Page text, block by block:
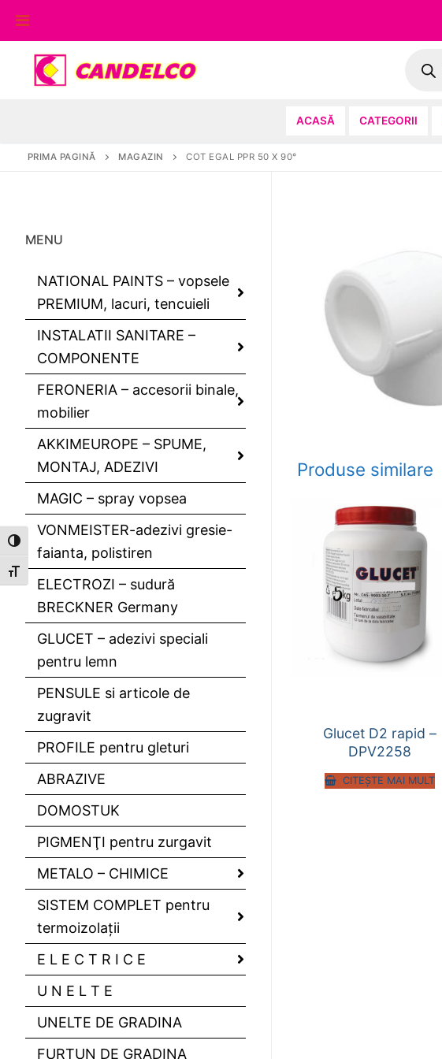
Toggle High Contrast
Toggle Font size
conținut
search
ACASĂ CATEGORII
PRIMA PAGINĂ MAGAZIN COT EGAL PPR 50 X 90°
Produse similare
Glucet D2 rapid –
DPV2258
CITEȘTE MAI MULT
MENU
NATIONAL PAINTS – vopsele
PREMIUM, lacuri, tencuieli
INSTALATII SANITARE –
COMPONENTE
FERONERIA – accesorii binale,
mobilier
AKKIMEUROPE – SPUME,
MONTAJ, ADEZIVI
MAGIC – spray vopsea
VONMEISTER-adezivi gresie-
faianta, polistiren
ELECTROZI – sudură
BRECKNER Germany
GLUCET – adezivi speciali
pentru lemn
PENSULE si articole de
zugravit
PROFILE pentru gleturi
ABRAZIVE
DOMOSTUK
PIGMENŢI pentru zurgavit
METALO – CHIMICE
SISTEM COMPLET pentru
termoizolaţii
E L E C T R I C E
U N E L T E
UNELTE DE GRADINA
FURTUN DE GRADINA